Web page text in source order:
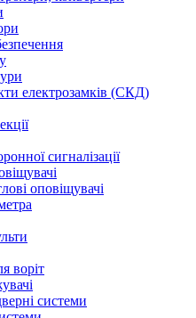
електрозамків (СКД)
сигналізації
оповіщувачі
воріт
системи